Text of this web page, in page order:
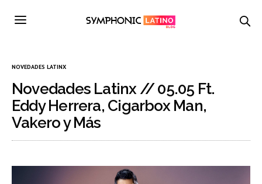
NOVEDADES LATINX
Novedades Latinx // 05.05 Ft.
Eddy Herrera, Cigarbox Man,
Vakero y Más